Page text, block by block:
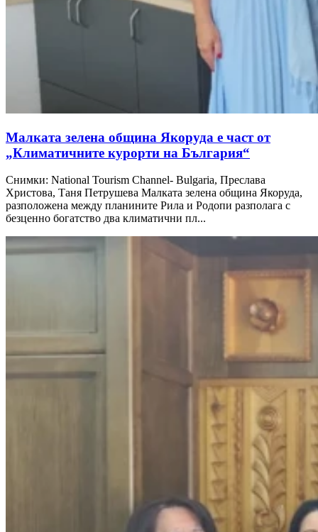
Малката зелена община Якоруда е част от
„Климатичните курорти на България“
Снимки: National Tourism Channel- Bulgaria, Преслава
Христова, Таня Петрушева Малката зелена община Якоруда,
разположена между планините Рила и Родопи разполага с
безценно богатство два климатични пл...